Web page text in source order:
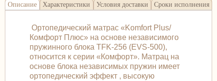
Описание Характеристики Условия доставки Сроки исполнения
Ортопедический матрас «Komfort Plus/
Комфорт Плюс» на основе независимого
пружинного блока TFK-256 (EVS-500),
относится к серии «Комфорт». Матрац на
основе блока независимых пружин имеет
ортопедический эффект , высокую